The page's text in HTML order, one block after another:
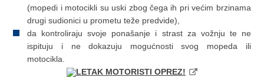
(mopedi i motocikli su uski zbog čega ih pri većim brzinama
drugi sudionici u prometu teže predvide),
da kontroliraju svoje ponašanje i strast za vožnju te ne
ispituju i ne dokazuju mogućnosti svog mopeda ili
motocikla.
LETAK MOTORISTI OPREZ!